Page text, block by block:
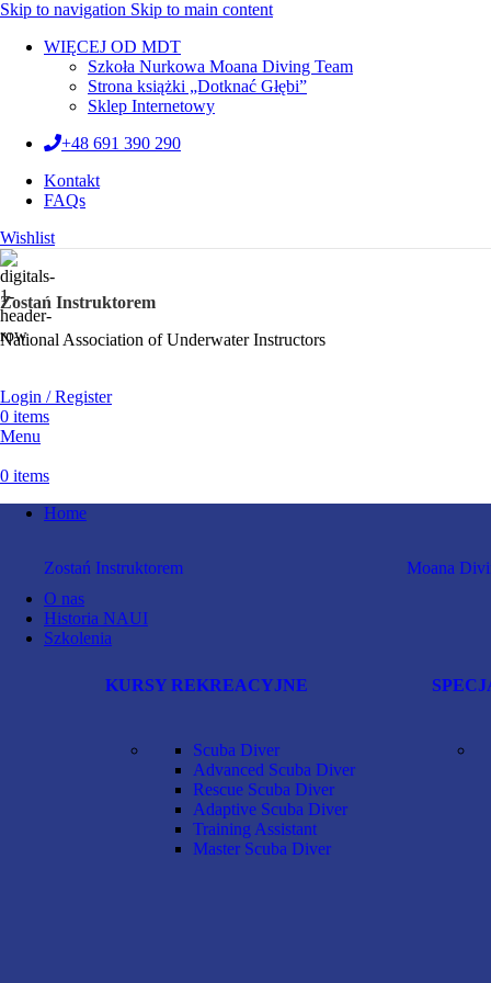
Skip to navigation Skip to main content
WIĘCEJ OD MDT
Szkoła Nurkowa Moana Diving Team
Strona książki „Dotknać Głębi”
Sklep Internetowy
+48 691 390 290
Kontakt
FAQs
Wishlist
Zostań Instruktorem
National Association of Underwater Instructors
Login / Register
0 items
Menu
0 items
Home
Zostań Instruktorem Moana
O nas
Historia NAUI
Szkolenia
KURSY REKREACYJNE
Scuba Diver
Advanced Scuba Diver
Rescue Scuba Diver
Adaptive Scuba Diver
Training Assistant
Master Scuba Diver